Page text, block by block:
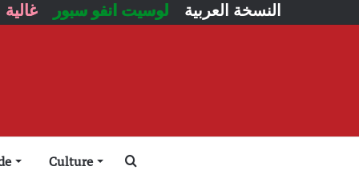
غالية لوسيت انفو سبور النسخة العربية
Culture